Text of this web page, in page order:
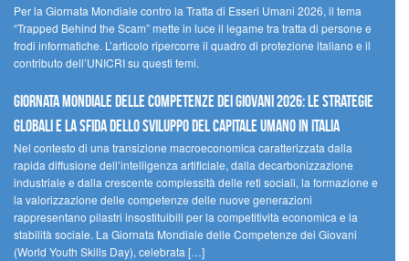
Per la Giornata Mondiale contro la Tratta di Esseri Umani 2026, il tema
“Trapped Behind the Scam” mette in luce il legame tra tratta di persone e
frodi informatiche. L’articolo ripercorre il quadro di protezione italiano e il
contributo dell’UNICRI su questi temi.
GIORNATA MONDIALE DELLE COMPETENZE DEI GIOVANI 2026: LE STRATEGIE
GLOBALI E LA SFIDA DELLO SVILUPPO DEL CAPITALE UMANO IN ITALIA
Nel contesto di una transizione macroeconomica caratterizzata dalla
rapida diffusione dell’intelligenza artificiale, dalla decarbonizzazione
industriale e dalla crescente complessità delle reti sociali, la formazione e
la valorizzazione delle competenze delle nuove generazioni
rappresentano pilastri insostituibili per la competitività economica e la
stabilità sociale. La Giornata Mondiale delle Competenze dei Giovani
(World Youth Skills Day), celebrata […]